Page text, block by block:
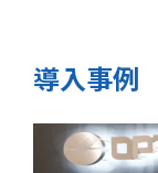
導入事例